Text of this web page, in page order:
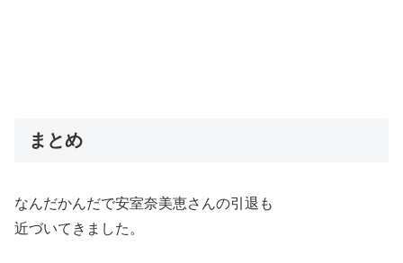
まとめ
なんだかんだで安室奈美恵さんの引退も
近づいてきました。